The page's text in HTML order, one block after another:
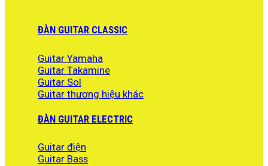
ĐÀN GUITAR CLASSIC
Guitar Yamaha
Guitar Takamine
Guitar Sol
Guitar thương hiệu khác
ĐÀN GUITAR ELECTRIC
Guitar điện
Guitar Bass